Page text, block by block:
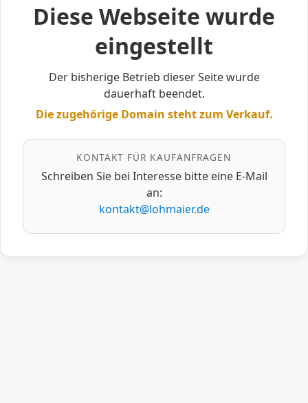
Diese Webseite wurde
eingestellt
Der bisherige Betrieb dieser Seite wurde
dauerhaft beendet.
Die zugehörige Domain steht zum Verkauf.
KONTAKT FÜR KAUFANFRAGEN
Schreiben Sie bei Interesse bitte eine E‑Mail
an:
kontakt@lohmaier.de